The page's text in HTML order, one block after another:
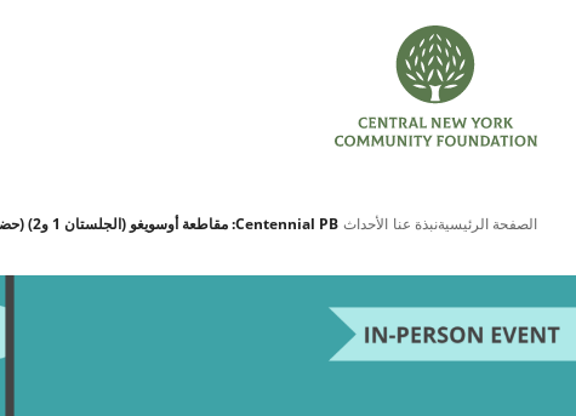
الصفحة الرئيسيةنبذة عنا الأحداث Centennial PB: مقاطعة أوسويغو (الجلستان 1 و2) (حضورياً)